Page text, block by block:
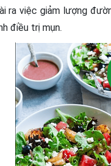
ra việc giảm lượng
điều trị mụn.